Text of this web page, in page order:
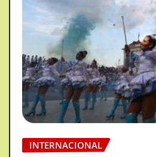
INTERNACIONAL